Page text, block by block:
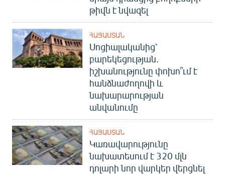
թիվն է նվազել
ՀԱՅԱՍՏԱՆ
Սոցիալականից՝
բարեկեցության.
իշխանությունը փոխո՞ւմ է
հանձնաժողովի և
նախարարության
անվանումը
ՀԱՅԱՍՏԱՆ
Կառավարությունը
նախատեսում է 320 մլն
դոլարի նոր վարկեր վերցնել